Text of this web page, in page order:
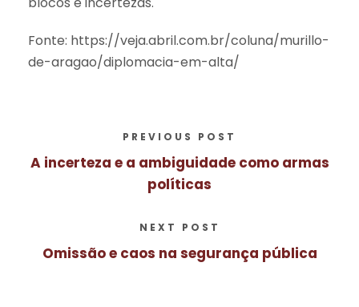
Fonte: https://veja.abril.com.br/coluna/murillo-
de-aragao/diplomacia-em-alta/
PREVIOUS POST
A incerteza e a ambiguidade como armas
políticas
NEXT POST
Omissão e caos na segurança pública